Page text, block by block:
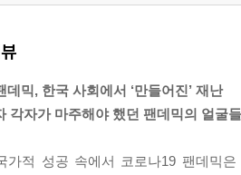
데믹, 한국 사회에서 ‘만들어진’ 재난
각자가 마주해야 했던 팬데믹의 얼굴들
가적 성공 속에서 코로나19 팬데믹